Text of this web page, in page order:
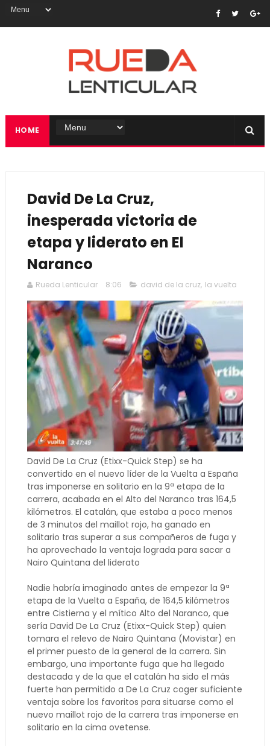
HOME
David De La Cruz,
inesperada victoria de
etapa y liderato en El
Naranco
Rueda Lenticular 8:06 david de la cruz, la vuelta
David De La Cruz (Etixx-Quick Step) se ha
convertido en el nuevo líder de la Vuelta a España
tras imponerse en solitario en la 9ª etapa de la
carrera, acabada en el Alto del Naranco tras 164,5
kilómetros. El catalán, que estaba a poco menos
de 3 minutos del maillot rojo, ha ganado en
solitario tras superar a sus compañeros de fuga y
ha aprovechado la ventaja lograda para sacar a
Nairo Quintana del liderato
Nadie habría imaginado antes de empezar la 9ª
etapa de la Vuelta a España, de 164,5 kilómetros
entre Cistierna y el mítico Alto del Naranco, que
sería David De La Cruz (Etixx-Quick Step) quien
tomara el relevo de Nairo Quintana (Movistar) en
el primer puesto de la general de la carrera. Sin
embargo, una importante fuga que ha llegado
destacada y de la que el catalán ha sido el más
fuerte han permitido a De La Cruz coger suficiente
ventaja sobre los favoritos para situarse como el
nuevo maillot rojo de la carrera tras imponerse en
solitario en la cima ovetense.